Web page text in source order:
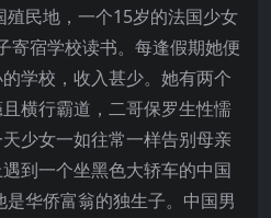
民地，一个15岁的法国少女
寄宿学校读书。每逢假期她便
学校，收入甚少。她有两个
横行霸道，二哥保罗生性懦
少女一如往常一样告别母亲
到一个坐黑色大轿车的中国
华侨富翁的独生子。中国男